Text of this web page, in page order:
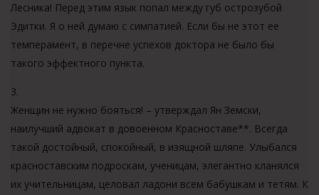
Лесника! Перед этим язык попал между губ острозубой
Эдитки. Я о ней думаю с симпатией. Если бы не этот ее
темперамент, в перечне успехов доктора не было бы
такого эффектного пункта.
3.
Женщин не нужно бояться! – утверждал Ян Земски,
наилучший адвокат в довоенном Красноставе**. Всегда
такой достойный, спокойный, в изящной шляпе. Улыбался
красноставским подроскам, ученицам, элегантно кланялся
их учительницам, целовал ладони всем бабушкам и тетям. К